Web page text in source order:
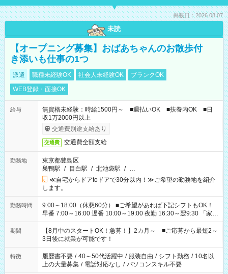
掲載日：2026.08.07
未読
【オープニング募集】おばあちゃんのお散歩付
き添いも仕事の1つ
派遣 職種未経験OK 社会人未経験OK
ブランクOK
WEB登録・面接OK
給与
無資格未経験：時給1500円～ ■週払いOK ■扶養内OK ■日
収1万2000円以上
交通費別途支給あり
交通費 交通費全額支給
勤務地
東京都豊島区
巣鴨駅 / 目白駅 / 北池袋駅 / …
≪自宅からドアtoドアで30分以内！≫ご希望の勤務地を紹介
します。
勤務時間
9:00～18:00（休憩60分） ■ご希望があれば下記シフトもOK！
早番 7:00～16:00 遅番 10:00～19:00 夜勤 16:30～翌9:30 「家族
と休みを合わせたい」 「余裕を持って夕飯の準備がしたい」
「できれば残業はしたくない」 など、ご希望を教えてください
ね。 ※Wワーク希望の方へ 今ご覧のお仕事で希望する勤務時間
と、もう1つのお仕事の勤務時間。 合計で週40時間を超える場
合は応募できません。
期間
【8月中のスタートOK！急募！】2カ月～ ■ご応募から最短2～
3日後に就業が可能です！
特徴 履歴書不要 / 40～50代活躍中 / 服装自由 / シフト勤務 / 10名以
上の大量募集 / 電話対応なし / パソコンスキル不要